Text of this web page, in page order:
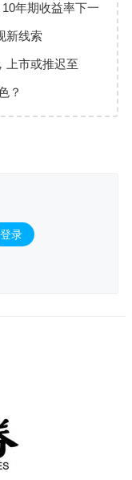
年期收益率下一
新线索
上市或推迟至
？
登录 。